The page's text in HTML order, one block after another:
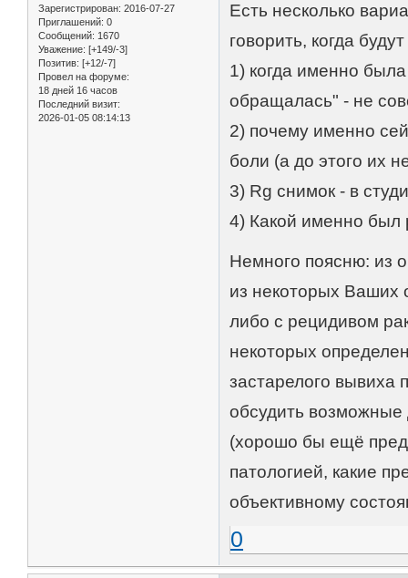
Зарегистрирован: 2016-07-27
Приглашений: 0
Сообщений: 1670
Уважение: [+149/-3]
Позитив: [+12/-7]
Провел на форуме:
18 дней 16 часов
Последний визит:
2026-01-05 08:14:13
Есть несколько
говорить, когда
1) когда именно
обращалась" - не
2) почему именно
боли (а до этого их
3) Rg снимок - в
4) Какой именно был
Немного поясню: из
из некоторых
либо с рецидивом
некоторых
застарелого
обсудить
(хорошо бы ещё
патологией, какие
объективному
0